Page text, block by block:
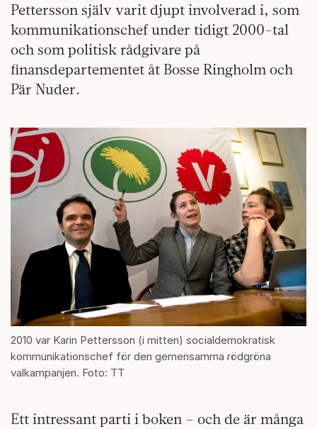
Pettersson själv varit djupt involverad i, som
kommunikationschef under tidigt 2000-tal
och som politisk rådgivare på
finansdepartementet åt Bosse Ringholm och
Pär Nuder.
2010 var Karin Pettersson (i mitten) socialdemokratisk
kommunikationschef för den gemensamma rödgröna
valkampanjen. Foto: TT
Ett intressant parti i boken – och de är många